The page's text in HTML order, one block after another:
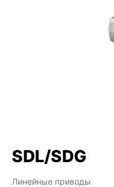
SDL/SDG
Линейные приводы